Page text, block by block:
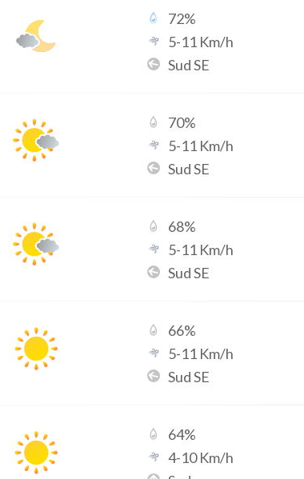
72%
5-11 Km/h
Sud SE
70%
5-11 Km/h
Sud SE
68%
5-11 Km/h
Sud SE
66%
5-11 Km/h
Sud SE
64%
4-10Km/h